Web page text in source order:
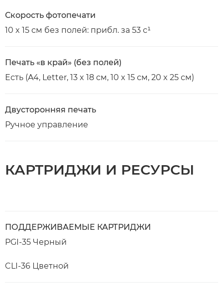
Скорость фотопечати
10 x 15 см без полей: прибл. за 53 с¹
Печать «в край» (без полей)
Есть (A4, Letter, 13 x 18 см, 10 x 15 см, 20 x 25 см)
Двусторонняя печать
Ручное управление
КАРТРИДЖИ И РЕСУРСЫ
ПОДДЕРЖИВАЕМЫЕ КАРТРИДЖИ
PGI-35 Черный
CLI-36 Цветной